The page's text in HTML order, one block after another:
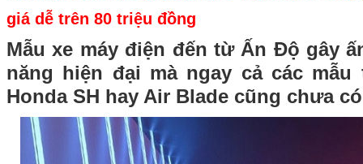
giá dễ trên 80 triệu đồng
Mẫu xe máy điện đến từ Ấn Độ gây
năng hiện đại mà ngay cả các
Honda SH hay Air Blade cũng chưa